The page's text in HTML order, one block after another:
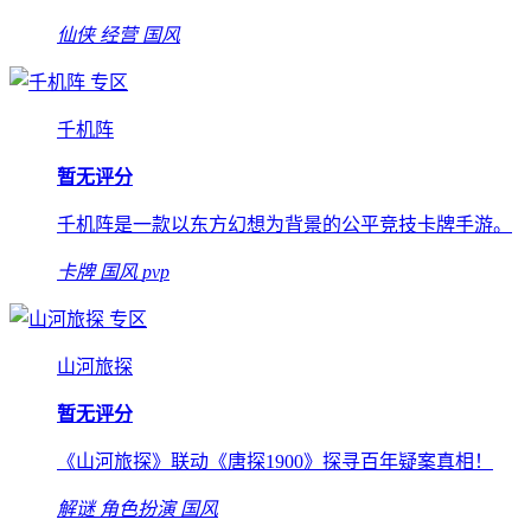
仙侠 经营 国风
专区
千机阵
暂无评分
千机阵是一款以东方幻想为背景的公平竞技卡牌手游。
卡牌 国风 pvp
专区
山河旅探
暂无评分
《山河旅探》联动《唐探1900》探寻百年疑案真相！
解谜 角色扮演 国风